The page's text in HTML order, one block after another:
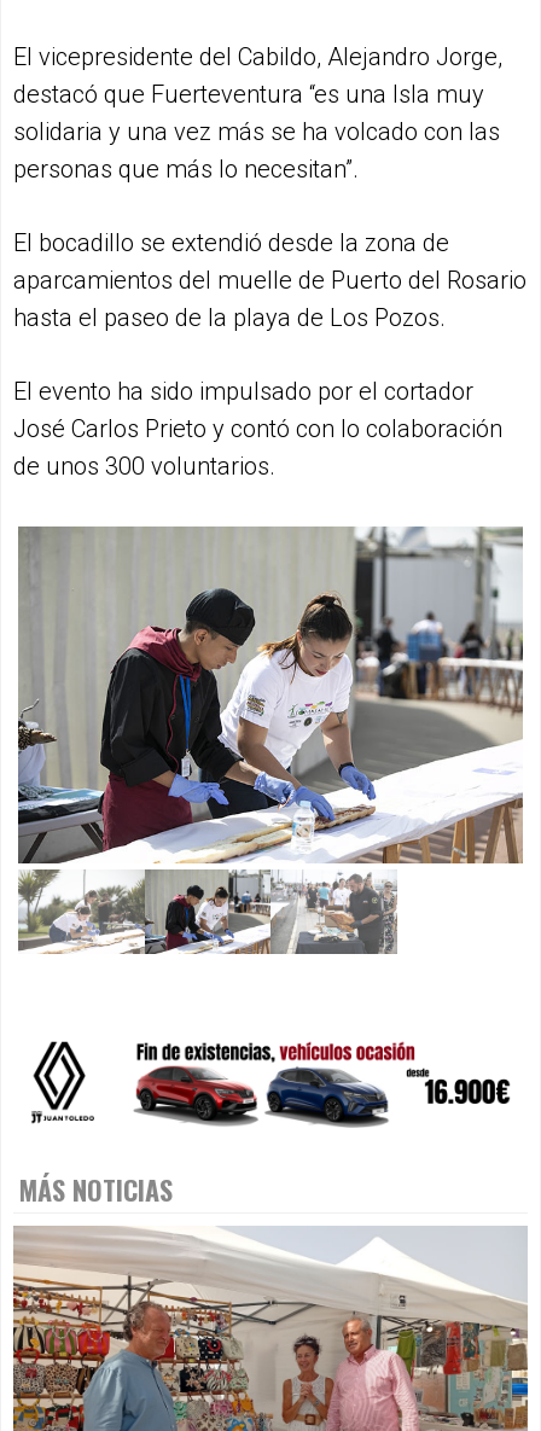
El vicepresidente del Cabildo, Alejandro Jorge,
destacó que Fuerteventura “es una Isla muy
solidaria y una vez más se ha volcado con las
personas que más lo necesitan”.
El bocadillo se extendió desde la zona de
aparcamientos del muelle de Puerto del Rosario
hasta el paseo de la playa de Los Pozos.
El evento ha sido impulsado por el cortador
José Carlos Prieto y contó con lo colaboración
de unos 300 voluntarios.
MÁS NOTICIAS